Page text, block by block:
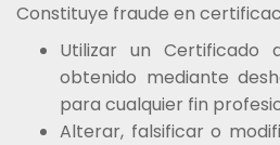
Constituye fraude en
Utilizar un Certificado
obtenido mediante
para cualquier fin
Alterar, falsificar o